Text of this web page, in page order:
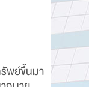
รัพย์ขึ้นมา